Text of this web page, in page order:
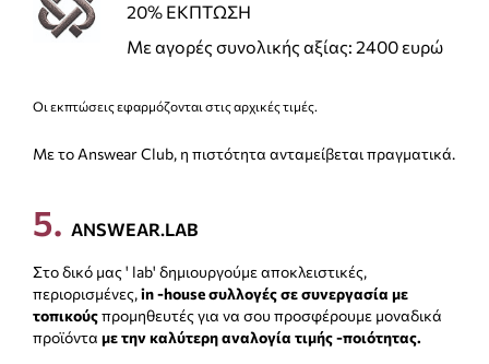
20% ΕΚΠΤΩΣΗ
Με αγορές συνολικής αξίας: 2400 ευρώ
Οι εκπτώσεις εφαρμόζονται στις αρχικές τιμές.
Με το Answear Club, η πιστότητα ανταμείβεται πραγματικά.
5. ANSWEAR.LAB
Στο δικό μας ' lab' δημιουργούμε αποκλειστικές,
περιορισμένες,in -house συλλογές σε συνεργασία με
τοπικούςπρομηθευτές για να σου προσφέρουμε μοναδικά
προϊόντα με την καλύτερη αναλογία τιμής -ποιότητας.